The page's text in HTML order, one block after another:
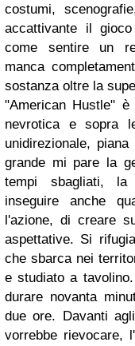
costumi,
accattivante il
come sentire un
manca
sostanza oltre la
"American Hustle"
nevrotica e sopra
unidirezionale,
grande mi pare la
tempi sbagliati, la
inseguire anche
l'azione, di creare
aspettative. Si
che sbarca nei
e studiato a tavolino.
durare novanta
due ore. Davanti
vorrebbe rievocare,